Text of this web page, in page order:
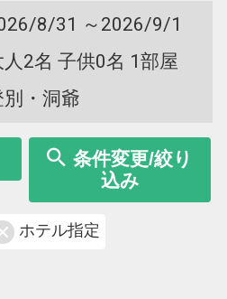
8/31 ～2026/9/1
人2名 子供0名 1部屋
別・洞爺
条件変更/絞り
込み
ホテル指定